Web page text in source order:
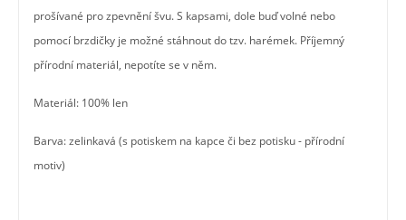
prošívané pro zpevnění švu. S kapsami, dole buď volné nebo
pomocí brzdičky je možné stáhnout do tzv. harémek. Příjemný
přírodní materiál, nepotíte se v něm.
Materiál: 100% len
Barva: zelinkavá (s potiskem na kapce či bez potisku - přírodní
motiv)